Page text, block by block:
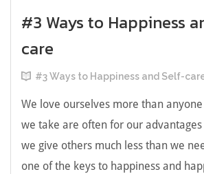
#3 Ways to Happiness
care
#3 Ways to Happiness and Self-
We love ourselves more than
we take are often for our
we give others much less than we
one of the keys to happiness and